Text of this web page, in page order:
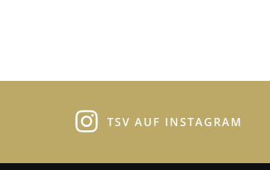
TSV AUF INSTAGRAM